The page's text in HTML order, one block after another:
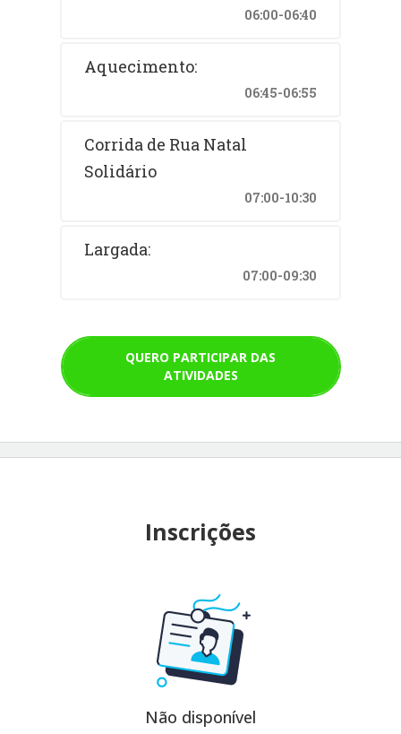
06:00-06:40
Aquecimento:
06:45-06:55
Corrida de Rua Natal
Solidário
07:00-10:30
Largada:
07:00-09:30
QUERO PARTICIPAR DAS
ATIVIDADES
Inscrições
Não disponível